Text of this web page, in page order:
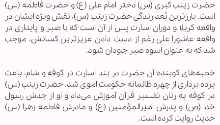
حضرت زینب کبری (س) دختر امام علی (ع) و حضرت فاطمه (س)
است. بارزترین بُعد زندگی حضرت زینب (س)، نقش ویژه ایشان در
واقعه کربلا و دوران اسارت پس از آن است که با صبر و پایداری در
واقعه عاشورا علی رغم از دست دادن عزیزترین کسانش، موجب
شد که به عنوان اسوه صبر جاودان شود.
خطبه‌های کوبنده آن حضرت در بند اسارت در کوفه و شام، باعث
پرده برداری از چهره ظالمانه حکومت اموی شد. حضرت زینب (س)
در کوفه به زنان تفسیر قرآن آموزش می‌داد و او از جدش‌ رسول
خدا (ص) و پدرش امیرالمؤمنین (ع) و مادرش فاطمه زهرا (س)
حدیث روایت کرده است.